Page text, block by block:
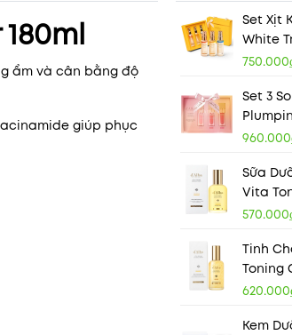
ẩm và cân bằng độ
giúp phục
Set Xịt
White
Box
Set 3
Sữa
Vita
100ml
Tinh
Toning
Kem